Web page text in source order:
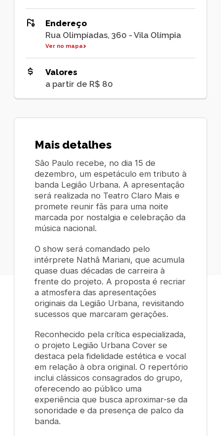
Endereço
Rua Olimpíadas, 360 - Vila Olímpia
Ver no mapa
Valores
a partir de R$ 80
Mais detalhes
São Paulo recebe, no dia 15 de
dezembro, um espetáculo em tributo à
banda Legião Urbana. A apresentação
será realizada no Teatro Claro Mais e
promete reunir fãs para uma noite
marcada por nostalgia e celebração da
música nacional.
O show será comandado pelo
intérprete Nathã Mariani, que acumula
quase duas décadas de carreira à
frente do projeto. A proposta é recriar
a atmosfera das apresentações
originais da Legião Urbana, revisitando
sucessos que marcaram gerações.
Reconhecido pela crítica especializada,
o projeto Legião Urbana Cover se
destaca pela fidelidade estética e vocal
em relação à obra original. O repertório
inclui clássicos consagrados do grupo,
oferecendo ao público uma
experiência que busca aproximar-se da
sonoridade e da presença de palco da
banda.